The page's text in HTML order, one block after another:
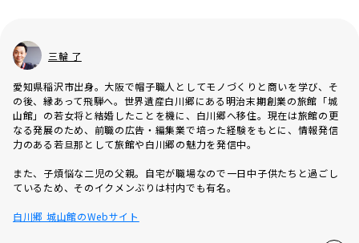
三輪 了
愛知県稲沢市出身。大阪で帽子職人としてモノづくりと商いを学び、そ
の後、縁あって飛騨へ。世界遺産白川郷にある明治末期創業の旅館「城
山館」の若女将と結婚したことを機に、白川郷へ移住。現在は旅館の更
なる発展のため、前職の広告・編集業で培った経験をもとに、情報発信
力のある若旦那として旅館や白川郷の魅力を発信中。
また、子煩悩な二児の父親。自宅が職場なので一日中子供たちと過ごし
ているため、そのイクメンぶりは村内でも有名。
白川郷 城山館のWebサイト